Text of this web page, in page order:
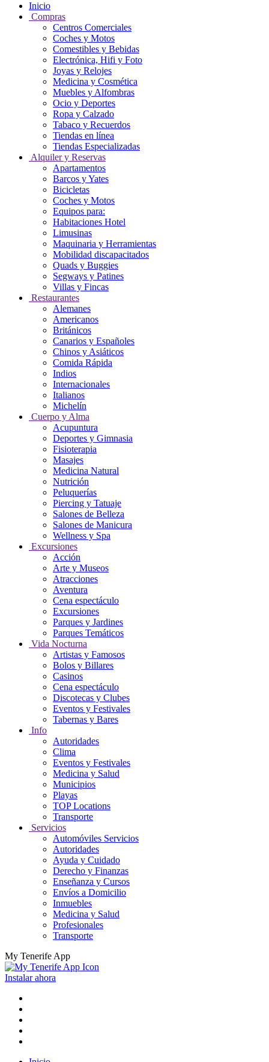
Inicio
Compras
Centros Comerciales
Coches y Motos
Comestibles y Bebidas
Electrónica, Hifi y Foto
Joyas y Relojes
Medicina y Cosmética
Muebles y Alfombras
Ocio y Deportes
Ropa y Calzado
Tabaco y Recuerdos
Tiendas en línea
Tiendas Especializadas
Alquiler y Reservas
Apartamentos
Barcos y Yates
Bicicletas
Coches y Motos
Equipos para:
Habitaciones Hotel
Limusinas
Maquinaria y Herramientas
Mobilidad discapacitados
Quads y Buggies
Segways y Patines
Villas y Fincas
Restaurantes
Alemanes
Americanos
Británicos
Canarios y Españoles
Chinos y Asiáticos
Comida Rápida
Indios
Internacionales
Italianos
Michelín
Cuerpo y Alma
Acupuntura
Deportes y Gimnasia
Fisioterapia
Masajes
Medicina Natural
Nutrición
Peluquerías
Piercing y Tatuaje
Salones de Belleza
Salones de Manicura
Wellness y Spa
Excursiones
Acción
Arte y Museos
Atracciones
Aventura
Cena espectáculo
Excursiones
Parques y Jardines
Parques Temáticos
Vida Nocturna
Artistas y Famosos
Bolos y Billares
Casinos
Cena espectáculo
Discotecas y Clubes
Eventos y Festivales
Tabernas y Bares
Info
Autoridades
Clima
Eventos y Festivales
Medicina y Salud
Municipios
Playas
TOP Locations
Transporte
Servicios
Automóviles Servicios
Autoridades
Ayuda y Cuidado
Derecho y Finanzas
Enseñanza y Cursos
Envíos a Domicilio
Inmuebles
Medicina y Salud
Profesionales
Transporte
My Tenerife App
Instalar ahora